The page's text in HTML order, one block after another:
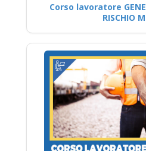
Corso lavoratore
RISCHIO